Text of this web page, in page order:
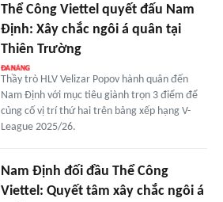
Thể Công Viettel quyết đấu Nam
Định: Xây chắc ngôi á quân tại
Thiên Trường
Thầy trò HLV Velizar Popov hành quân đến
Nam Định với mục tiêu giành trọn 3 điểm để
củng cố vị trí thứ hai trên bảng xếp hạng V-
League 2025/26.
Nam Định đối đầu Thể Công
Viettel: Quyết tâm xây chắc ngôi á